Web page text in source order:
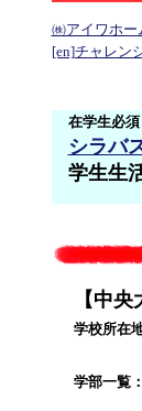
㈱アイワホー
[en]チャレン
在学生必
シラバ
学生生
【中央
学校所在
学部一覧：